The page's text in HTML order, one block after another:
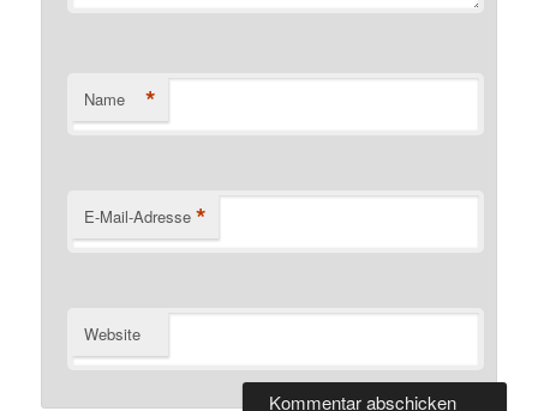
Name *
E-Mail-Adresse *
Website